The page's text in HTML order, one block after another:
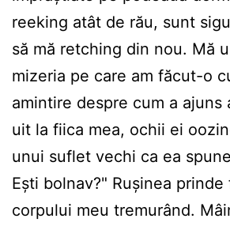
reeking atât de rău, sunt
să mă retching din nou. Mă
mizeria pe care am făcut-o
amintire despre cum a ajuns
uit la fiica mea, ochii ei
unui suflet vechi ca ea
Ești bolnav?" Rușinea
corpului meu tremurând.